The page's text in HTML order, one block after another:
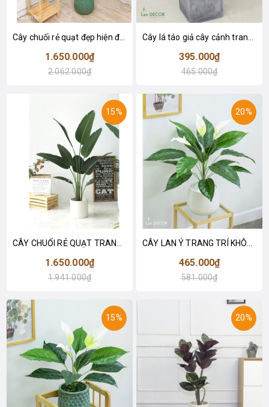
Cây chuối rẻ quạt đẹp hiện đại trang trí 1m8 - LC3019 (Gồm 12 lá)
1.650.000₫
2.062.000₫
395.000₫
465.000₫
15%
1.650.000₫
1.941.000₫
20%
465.000₫
581.000₫
15% 20%